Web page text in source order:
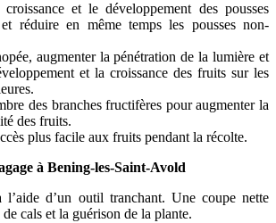
et le développement des pousses
réduire en même temps les pousses non-
augmenter la pénétration de la lumière et
et la croissance des fruits sur les
des branches fructifères pour augmenter la
des fruits.
plus facile aux fruits pendant la récolte.
à Bening-les-Saint-Avold
l’aide d’un outil tranchant. Une coupe nette
cals et la guérison de la plante.